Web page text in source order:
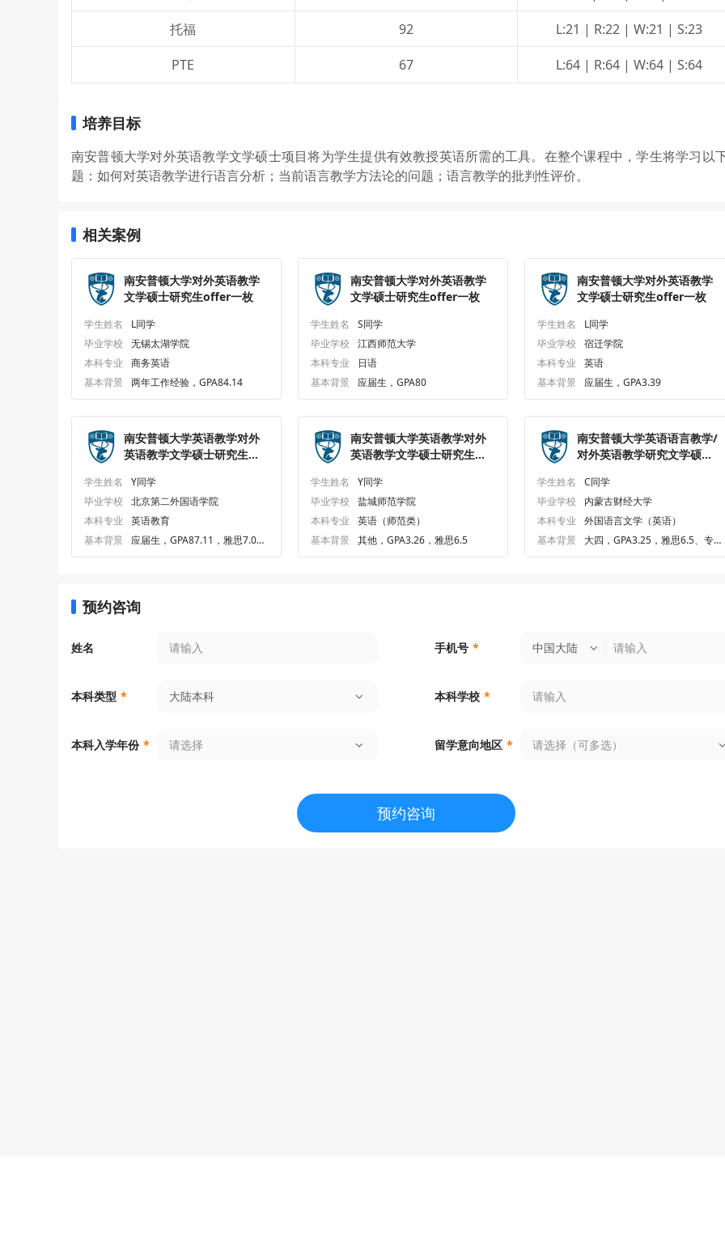
托福
92 L:21 | R:22 | W:21 | S:23
PTE 67 L:64 | R:64 | W:64 | S:64
培养目标
南安普顿大学对外英语教学文学硕士项目将为学生提供有效教授英语所需的工具。在整个课程中，学生将学习以
题：如何对英语教学进行语言分析；当前语言教学方法论的问题；语言教学的批判性评价。
相关案例
南安普顿大学对外英语教学
文学硕士研究生offer一枚
学生姓名
L同学
毕业学校
无锡太湖学院
本科专业
商务英语
基本背景
两年工作经验，GPA84.14
南安普顿大学对外英语教学
文学硕士研究生offer一枚
学生姓名
S同学
毕业学校
江西师范大学
本科专业
日语
基本背景
应届生，GPA80
南安普顿大学对外英语教学
文学硕士研究生offer一枚
学生姓名
L同学
毕业学校
宿迁学院
本科专业
英语
基本背景
应届生，GPA3.39
南安普顿大学英语教学对外
英语教学文学硕士研究生
学生姓名
Y同学
毕业学校
北京第二外国语学院
本科专业
英语教育
基本背景
应届生，GPA87.11，雅思7.0、
南安普顿大学英语教学对外
英语教学文学硕士研究生
学生姓名
Y同学
毕业学校
盐城师范学院
本科专业
英语（师范类）
基本背景
其他，GPA3.26，雅思6.5
南安普顿大学英语语言教学/
对外英语教学研究文学硕士
学生姓名
C同学
毕业学校
内蒙古财经大学
本科专业
外国语言文学（英语）
基本背景
大四，GPA3.25，雅思6.5、专
预约咨询
姓名 手机号 * 中国大陆
本科类型 * 大陆本科 本科学校 *
本科入学年份 * 请选择 留学意向地区 * 请选择（可多选）
预约咨询
网络不给力，请刷新重试